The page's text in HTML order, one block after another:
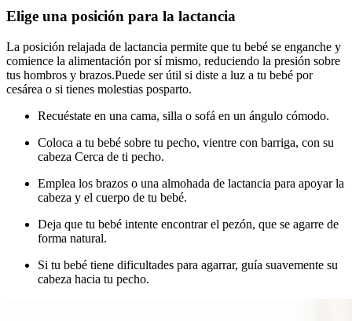
Elige una posición para la lactancia
La posición relajada de lactancia permite que tu bebé se enganche y
comience la alimentación por sí mismo, reduciendo la presión sobre
tus hombros y brazos.Puede ser útil si diste a luz a tu bebé por
cesárea o si tienes molestias posparto.
Recuéstate en una cama, silla o sofá en un ángulo cómodo.
Coloca a tu bebé sobre tu pecho, vientre con barriga, con su
cabeza Cerca de ti pecho.
Emplea los brazos o una almohada de lactancia para apoyar la
cabeza y el cuerpo de tu bebé.
Deja que tu bebé intente encontrar el pezón, que se agarre de
forma natural.
Si tu bebé tiene dificultades para agarrar, guía suavemente su
cabeza hacia tu pecho.